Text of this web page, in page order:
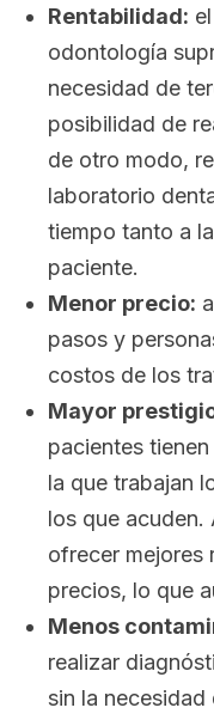
Rentabilidad:
odontología
necesidad de
posibilidad de
de otro modo,
laboratorio
tiempo tanto a
paciente.
Menor precio:
pasos y
costos de los
Mayor
pacientes
la que trabajan
los que acuden.
ofrecer mejores
precios, lo que
Menos
realizar
sin la necesidad